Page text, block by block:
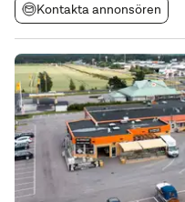
Kontakta annonsören